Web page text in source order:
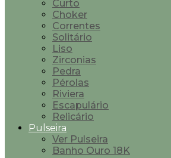
Curto
Choker
Correntes
Solitário
Liso
Zirconias
Pedra
Pérolas
Riviera
Escapulário
Relicário
Pulseira
Ver Pulseira
Banho Ouro 18K